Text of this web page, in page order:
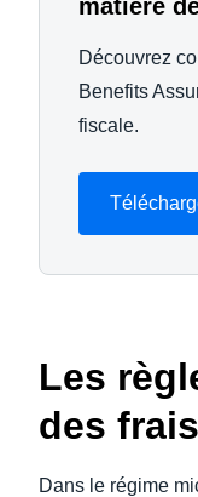
matière
Découvrez
Benefits
fiscale.
Les
des
Dans le régime